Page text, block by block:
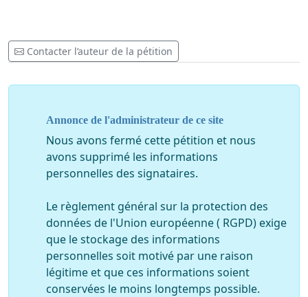
Contacter l’auteur de la pétition
Annonce de l'administrateur de ce site
Nous avons fermé cette pétition et nous
avons supprimé les informations
personnelles des signataires.
Le règlement général sur la protection des
données de l'Union européenne ( RGPD) exige
que le stockage des informations
personnelles soit motivé par une raison
légitime et que ces informations soient
conservées le moins longtemps possible.